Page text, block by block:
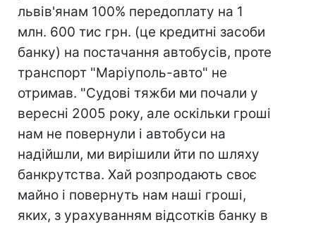
львів'янам 100% передоплату на 1
млн. 600 тис грн. (це кредитні засоби
банку) на постачання автобусів, проте
транспорт "Маріуполь-авто" не
отримав. "Судові тяжби ми почали у
вересні 2005 року, але оскільки гроші
нам не повернули і автобуси на
надійшли, ми вирішили йти по шляху
банкрутства. Хай розпродають своє
майно і повернуть нам наші гроші,
яких, з урахуванням відсотків банку в